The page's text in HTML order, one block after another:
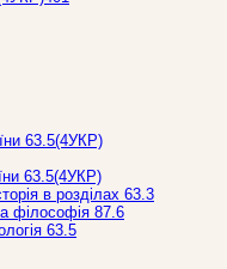
63.5(4УКР)
63.5(4УКР)
в розділах 63.3
філософія 87.6
63.5